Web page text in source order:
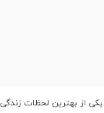
از بهترین لحظات